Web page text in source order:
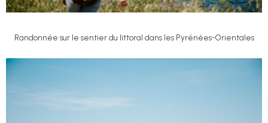
Randonnée sur le sentier du littoral dans les Pyrénées-Orientales